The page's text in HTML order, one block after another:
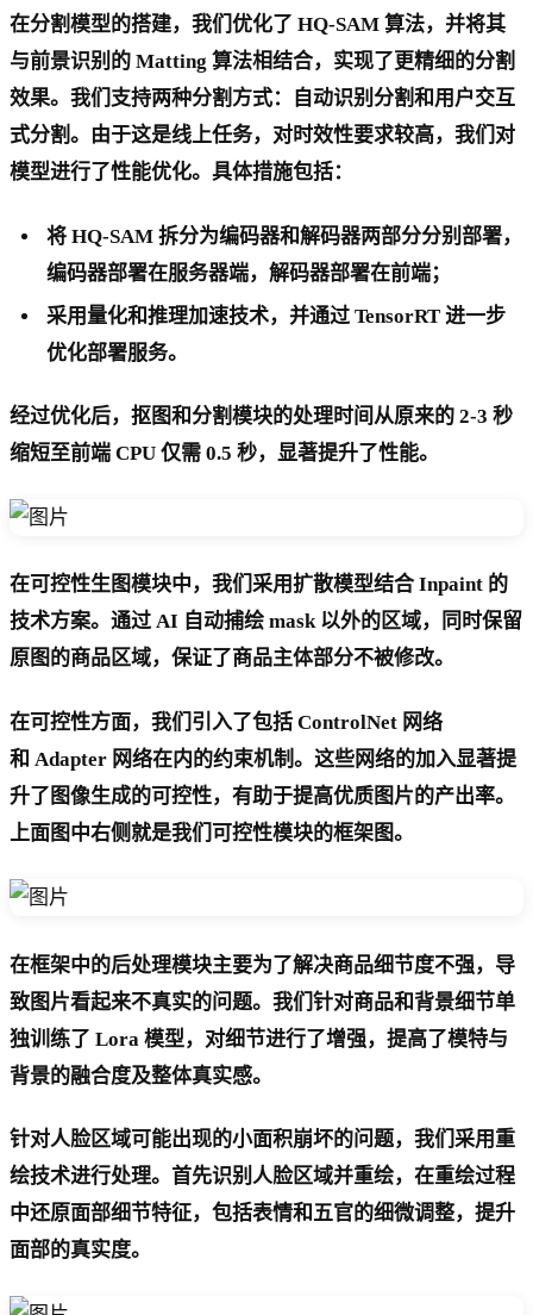
在分割模型的搭建，我们优化了 HQ-SAM 算法，并将其
与前景识别的 Matting 算法相结合，实现了更精细的分割
效果。我们支持两种分割方式：自动识别分割和用户交互
式分割。由于这是线上任务，对时效性要求较高，我们对
模型进行了性能优化。具体措施包括：
将 HQ-SAM 拆分为编码器和解码器两部分分别部署，
编码器部署在服务器端，解码器部署在前端；
采用量化和推理加速技术，并通过 TensorRT 进一步
优化部署服务。
经过优化后，抠图和分割模块的处理时间从原来的 2-3 秒
缩短至前端 CPU 仅需 0.5 秒，显著提升了性能。
在可控性生图模块中，我们采用扩散模型结合 Inpaint 的
技术方案。通过 AI 自动捕绘 mask 以外的区域，同时保留
原图的商品区域，保证了商品主体部分不被修改。
在可控性方面，我们引入了包括 ControlNet 网络
和 Adapter 网络在内的约束机制。这些网络的加入显著提
升了图像生成的可控性，有助于提高优质图片的产出率。
上面图中右侧就是我们可控性模块的框架图。
在框架中的后处理模块主要为了解决商品细节度不强，导
致图片看起来不真实的问题。我们针对商品和背景细节单
独训练了 Lora 模型，对细节进行了增强，提高了模特与
背景的融合度及整体真实感。
针对人脸区域可能出现的小面积崩坏的问题，我们采用重
绘技术进行处理。首先识别人脸区域并重绘，在重绘过程
中还原面部细节特征，包括表情和五官的细微调整，提升
面部的真实度。